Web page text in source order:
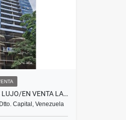
APARTOSUITE DE LUJO/EN VENTA LAS MERCEDES/POMENADE/ T9 / PP
Capital, Venezuela